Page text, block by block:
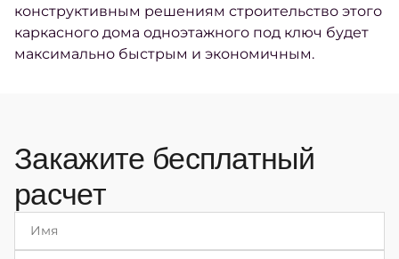
конструктивным решениям строительство этого
каркасного дома одноэтажного под ключ будет
максимально быстрым и экономичным.
Закажите бесплатный
расчет